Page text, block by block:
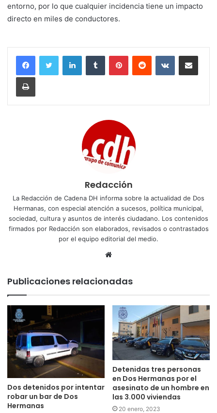
entorno, por lo que cualquier incidencia tiene un impacto
directo en miles de conductores.
LinkedInTumblr PinterestReddit VKontakteCompartir por
Imprimir
Redacción
La Redacción de Cadena DH informa sobre la actualidad de Dos
Hermanas, con especial atención a sucesos, política municipal,
sociedad, cultura y asuntos de interés ciudadano. Los contenidos
firmados por Redacción son elaborados, revisados o contrastados
por el equipo editorial del medio.
Sitio
Publicaciones relacionadas
Dos detenidos por intentar
robar un bar de Dos
Hermanas
Detenidas tres personas
en Dos Hermanas por el
asesinato de un hombre en
las 3.000 viviendas
20 enero, 2023